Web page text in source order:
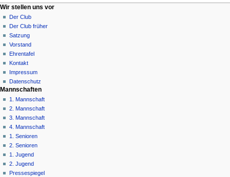
N
a
v
g
a
i
o
n
s
m
e
n
ü
Seitenaktionen
Seite
Diskussion
Lesen
Quelltext
anzeigen
Versionsgeschichte
Meine Werkzeuge
Anmelden
Wir stellen uns vor
Der Club
Der Club früher
Satzung
Vorstand
Ehrentafel
Kontakt
Impressum
Datenschutz
Mannschaften
1. Mannschaft
2. Mannschaft
3. Mannschaft
4. Mannschaft
1. Senioren
2. Senioren
1. Jugend
2. Jugend
Pressespiegel